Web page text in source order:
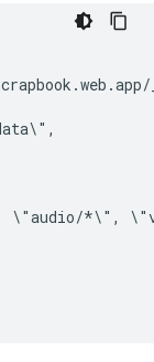
\"audio/*\",